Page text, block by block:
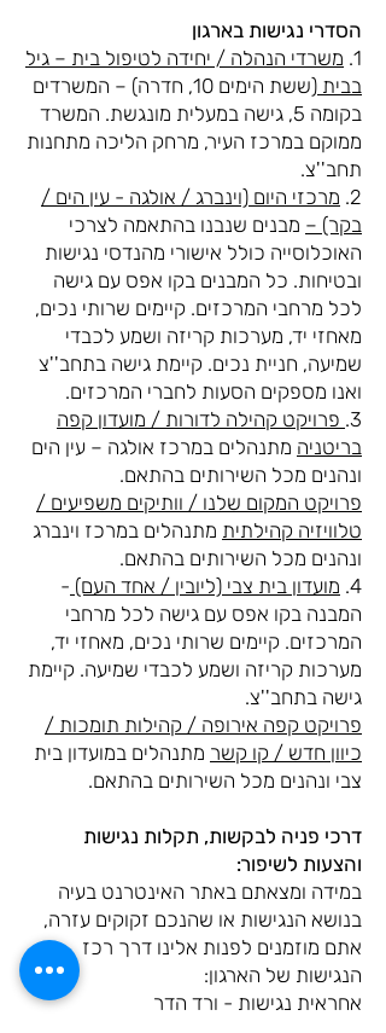
הסדרי נגישות בארגון
1. משרדי הנהלה / יחידה לטיפול בית – גיל
בבית
(ששת הימים 10, חדרה) – המשרדים
בקומה 5, גישה במעלית מונגשת. המשרד
ממוקם במרכז העיר, מרחק הליכה מתחנות
תחב''צ.
2. מרכזי היום (וינברג / אולגה - עין הים /
בקר) – מבנים שנבנו בהתאמה לצרכי
האוכלוסייה כולל אישורי מהנדסי נגישות
ובטיחות. כל המבנים בקו אפס עם גישה
לכל מרחבי המרכזים. קיימים שרותי נכים,
מאחזי יד, מערכות קריזה ושמע לכבדי
שמיעה, חניית נכים. קיימת גישה בתחב''צ
ואנו מספקים הסעות לחברי המרכזים.
3. פרויקט קהילה לדורות / מועדון קפה
בריטניה מתנהלים במרכז אולגה – עין הים
ונהנים מכל השירותים בהתאם.
פרויקט המקום שלנו / וותיקים משפיעים /
טלוויזיה קהילתית מתנהלים במרכז וינברג
ונהנים מכל השירותים בהתאם.
4. מועדון בית צבי (ליובין / אחד העם) -
המבנה בקו אפס עם גישה לכל מרחבי
המרכזים. קיימים שרותי נכים, מאחזי יד,
מערכות קריזה ושמע לכבדי שמיעה. קיימת
גישה בתחב''צ.
פרויקט קפה אירופה / קהילות תומכות /
כיוון חדש / קו קשר מתנהלים במועדון בית
צבי ונהנים מכל השירותים בהתאם.
דרכי פניה לבקשות, תקלות נגישות
והצעות לשיפור:
במידה ומצאתם באתר האינטרנט בעיה
בנושא הנגישות או שהנכם זקוקים עזרה,
אתם מוזמנים לפנות אלינו דרך רכז
הנגישות של הארגון:
אחראית נגישות - ורד הדר